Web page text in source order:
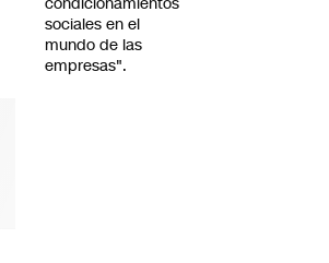
sociales en el
mundo de las
empresas".